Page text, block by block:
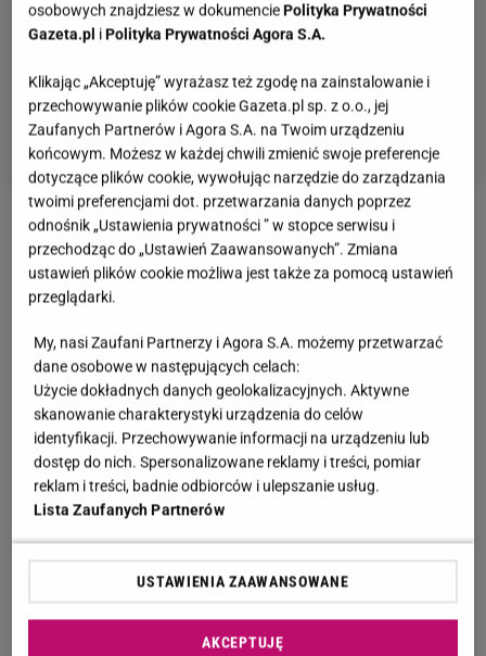
osobowych znajdziesz w dokumenciePolityka Prywatności
Gazeta.pl iPolityka Prywatności Agora S.A.
Klikając „Akceptuję” wyrażasz też zgodę na zainstalowanie i
przechowywanie plików cookie Gazeta.pl sp. z o.o., jej
Zaufanych Partnerów i Agora S.A. na Twoim urządzeniu
końcowym. Możesz w każdej chwili zmienić swoje preferencje
dotyczące plików cookie, wywołując narzędzie do zarządzania
twoimi preferencjami dot. przetwarzania danych poprzez
odnośnik „Ustawienia prywatności ” w stopce serwisu i
przechodząc do „Ustawień Zaawansowanych”. Zmiana
ustawień plików cookie możliwa jest także za pomocą ustawień
przeglądarki.
My, nasi Zaufani Partnerzy i Agora S.A. możemy przetwarzać
dane osobowe w następujących celach:
Użycie dokładnych danych geolokalizacyjnych. Aktywne
skanowanie charakterystyki urządzenia do celów
identyfikacji. Przechowywanie informacji na urządzeniu lub
dostęp do nich. Spersonalizowane reklamy i treści, pomiar
reklam i treści, badnie odbiorców i ulepszanie usług.
Lista Zaufanych Partnerów
USTAWIENIA ZAAWANSOWANE
AKCEPTUJĘ